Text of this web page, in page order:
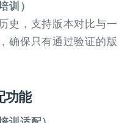
训）
史，支持版本对比与一
确保只有通过验证的版
功能